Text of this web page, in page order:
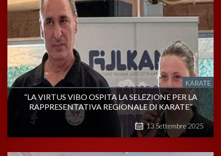
KARATE
“LA VIRTUS VIBO OSPITA LA SELEZIONE PER LA
RAPPRESENTATIVA REGIONALE DI KARATE”
13Settembre2025